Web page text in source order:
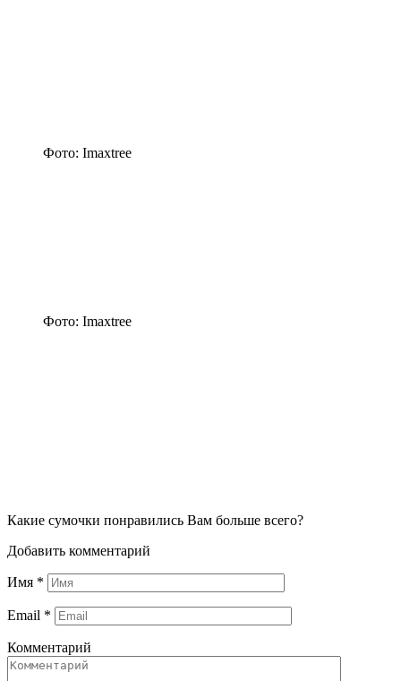
Фото: Imaxtree
Фото: Imaxtree
Какие сумочки понравились Вам больше всего?
Добавить комментарий
Имя *
Email *
Комментарий